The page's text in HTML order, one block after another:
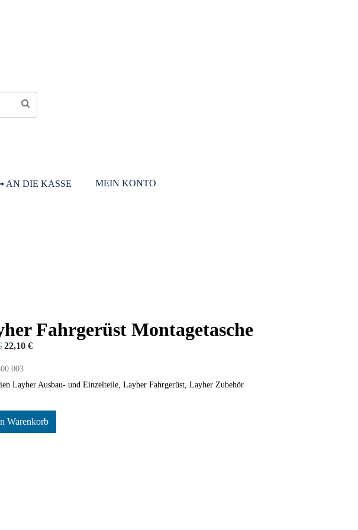
AN DIE KASSE MEIN KONTO
Fahrgerüst Montagetasche
22,10 €
Layher Ausbau- und Einzelteile, Layher Fahrgerüst, Layher Zubehör
Warenkorb